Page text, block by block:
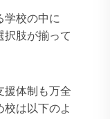
学校の中に
択肢が揃って
援体制も万全
校は以下のよ